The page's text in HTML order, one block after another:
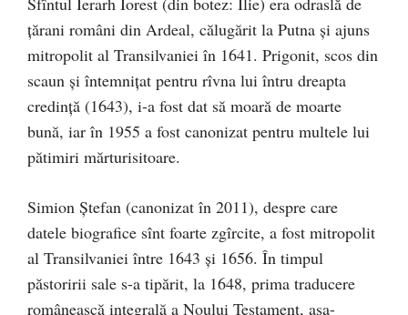
țărani români din Ardeal, călugărit la Putna și ajuns
mitropolit al Transilvaniei în 1641. Prigonit, scos din
scaun și întemnițat pentru rîvna lui întru dreapta
credință (1643), i-a fost dat să moară de moarte
bună, iar în 1955 a fost canonizat pentru multele lui
pătimiri mărturisitoare.
Simion Ştefan (canonizat în 2011), despre care
datele biografice sînt foarte zgîrcite, a fost mitropolit
al Transilvaniei între 1643 şi 1656. În timpul
păstoririi sale s-a tipărit, la 1648, prima traducere
românească integrală a Noului Testament, așa-